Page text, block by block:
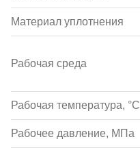
Материал уплотнения
Рабочая среда
Рабочая температура, °С
Рабочее давление, МПа